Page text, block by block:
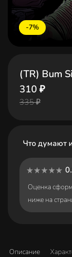
-7%
(TR) Bum
310 ₽
335 ₽
Что думают
Оценка
ниже на
Описание